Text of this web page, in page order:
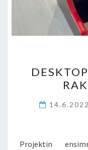
14.6.2022
Projektin